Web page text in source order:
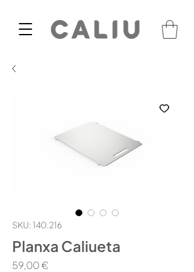
SKU: 140.216
Planxa Caliueta
59,00 €